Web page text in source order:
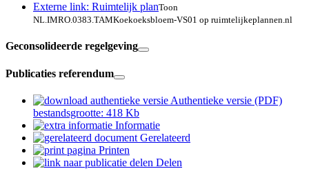
Externe link: Ruimtelijk planToon
NL.IMRO.0383.TAMKoekoeksbloem-VS01 op ruimtelijkeplannen.nl
Geconsolideerde regelgeving
Publicaties referendum
Authentieke versie (PDF)
bestandsgrootte: 418 Kb
Informatie
Gerelateerd
Printen
Delen